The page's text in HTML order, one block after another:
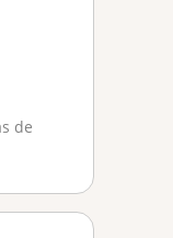
de